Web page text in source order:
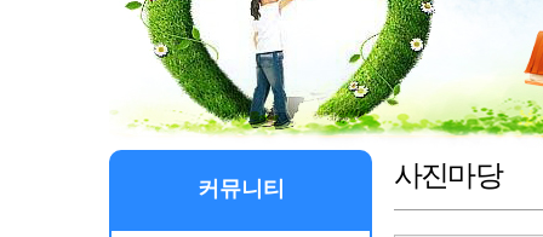
커뮤니티 사진마당